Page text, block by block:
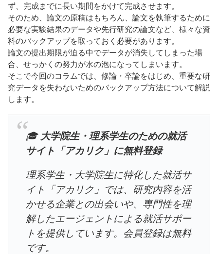
ず、完成までに長い期間をかけて完成させます。
そのため、論文の原稿はもちろん、論文を執筆するために
必要な実験結果のデータや先行研究の論文など、様々な資
料のバックアップを取っておく必要があります。
論文の提出期限が迫る中でデータが消失してしまった場
合、せっかくの努力が水の泡になってしまいます。
そこで今回のコラムでは、修論・卒論をはじめ、重要な研
究データを失わないためのバックアップ方法について解説
します。
🎓 大学院生・理系学生のための就活
サイト「アカリク」に無料登録
理系学生・大学院生に特化した就活サ
イト「アカリク」では、研究内容を活
かせる企業との出会いや、専門性を理
解したエージェントによる就活サポー
トを提供しています。会員登録は無料
です。